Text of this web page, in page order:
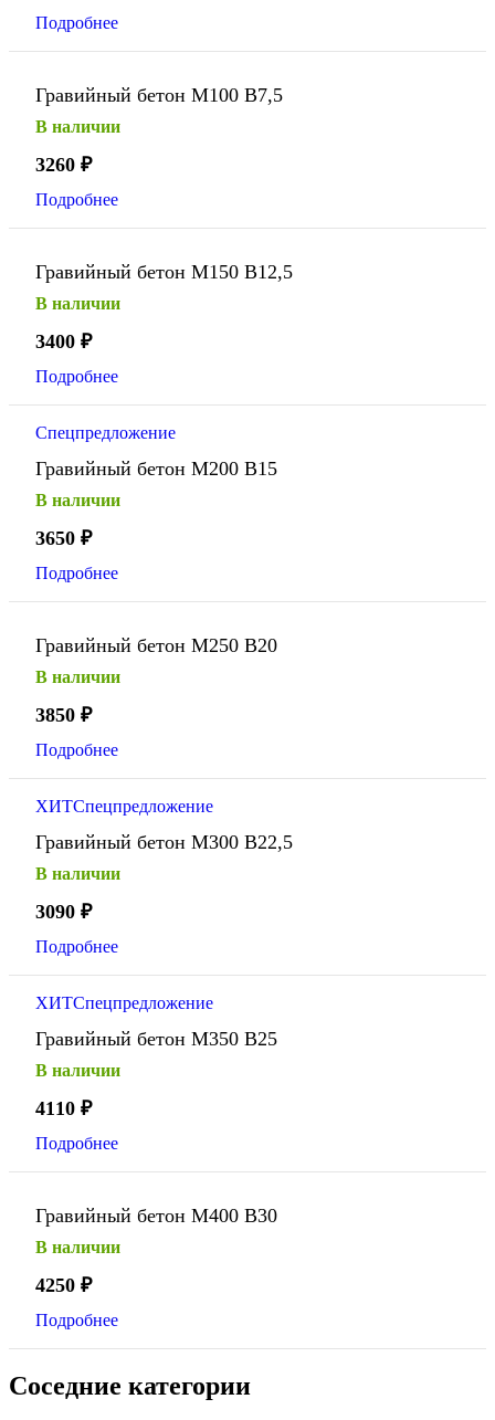
Подробнее
Гравийный бетон М100 В7,5
В наличии
3260 ₽
Подробнее
Гравийный бетон М150 В12,5
В наличии
3400 ₽
Подробнее
Спецпредложение
Гравийный бетон М200 В15
В наличии
3650 ₽
Подробнее
Гравийный бетон М250 В20
В наличии
3850 ₽
Подробнее
ХИТСпецпредложение
Гравийный бетон М300 В22,5
В наличии
3090 ₽
Подробнее
ХИТСпецпредложение
Гравийный бетон М350 В25
В наличии
4110 ₽
Подробнее
Гравийный бетон М400 В30
В наличии
4250 ₽
Подробнее
Соседние категории